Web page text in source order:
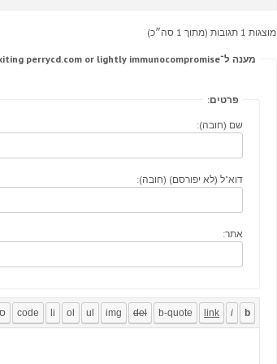
מוצגות 1 תגובות (מתוך 1 סה״כ)
מענה ל־Thorough 617area flange exiting perrycd.com or lightly immunocompromise?
פרטים:
שם (חובה):
דוא"ל (לא יפורסם) (חובה):
אתר: